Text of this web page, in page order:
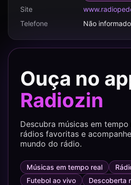
Site
Telefone
Não informado
Ouça no
Radiozin
Descubra músicas em tempo
rádios favoritas e
mundo do rádio.
Músicas em tempo real
Futebol ao vivo
Descoberta